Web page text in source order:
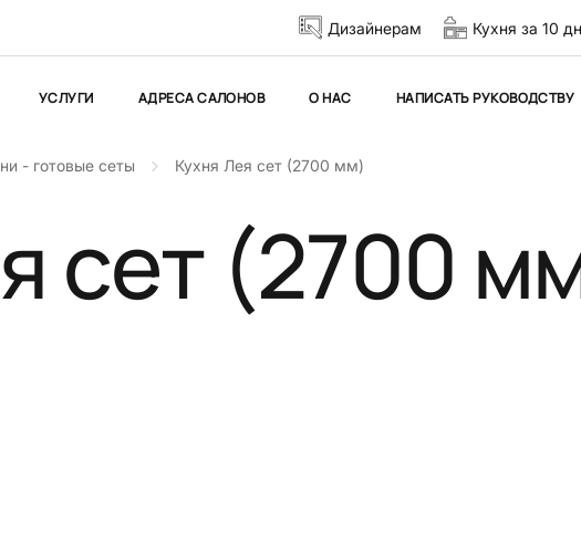
Дизайнерам Кухня за 10
УСЛУГИ АДРЕСА САЛОНОВ О НАС НАПИСАТЬ РУКОВОДСТВУ
- готовые сеты Кухня Лея сет (2700 мм)
сет (2700